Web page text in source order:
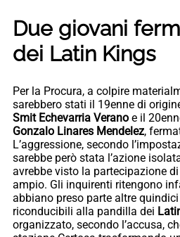
Due giovani
dei Latin Kings
Per la Procura, a colpire
sarebbero stati il 19enne di
Smit Echevarria Verano e il
Gonzalo Linares Mendelez,
L’aggressione, secondo
sarebbe però stata l’azione
avrebbe visto la partecipazione
ampio. Gli inquirenti ritengono
abbiano preso parte altre
riconducibili alla pandilla dei
organizzato, secondo l’accusa,